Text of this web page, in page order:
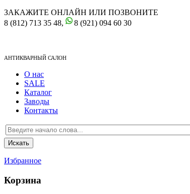
ЗАКАЖИТЕ ОНЛАЙН ИЛИ ПОЗВОНИТЕ
8 (812) 713 35 48,
8 (921) 094 60 30
АНТИКВАРНЫЙ САЛОН
О нас
SALE
Каталог
Заводы
Контакты
Избранное
Корзина